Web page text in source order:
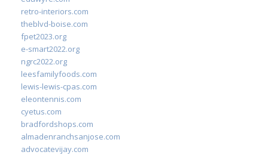
retro-interiors.com
theblvd-boise.com
fpet2023.org
e-smart2022.org
ngrc2022.org
leesfamilyfoods.com
lewis-lewis-cpas.com
eleontennis.com
cyetus.com
bradfordshops.com
almadenranchsanjose.com
advocatevijay.com